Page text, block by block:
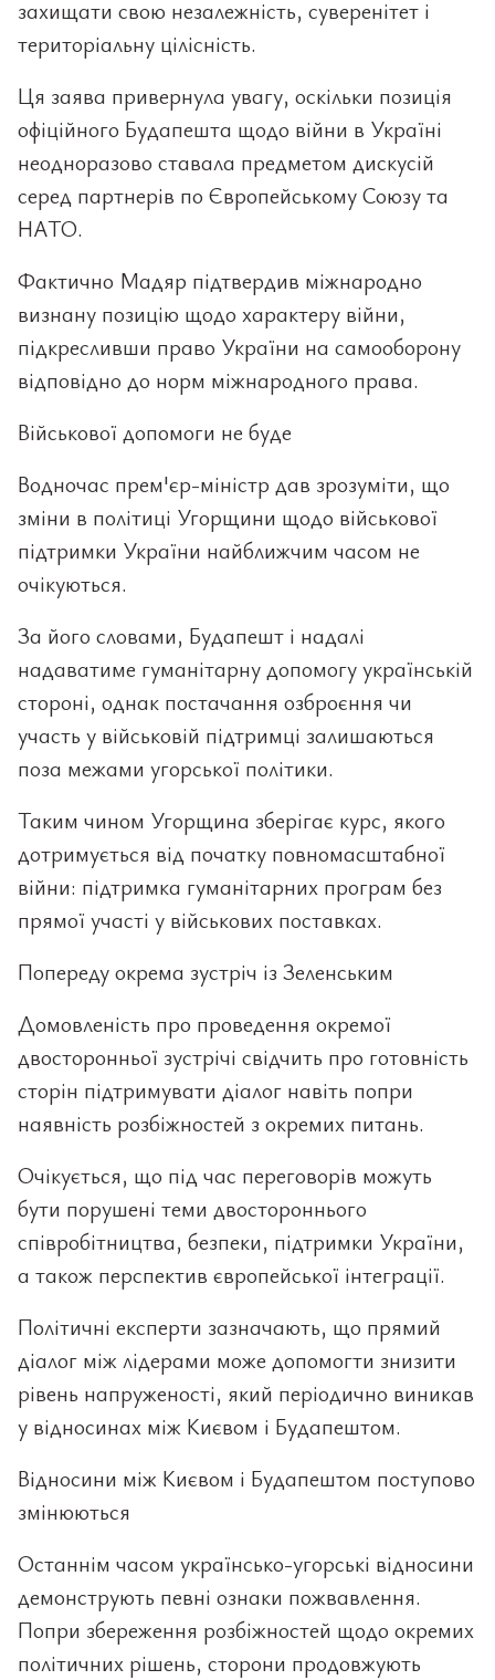
захищати свою незалежність, суверенітет і
територіальну цілісність.
Ця заява привернула увагу, оскільки позиція
офіційного Будапешта щодо війни в Україні
неодноразово ставала предметом дискусій
серед партнерів по Європейському Союзу та
НАТО.
Фактично Мадяр підтвердив міжнародно
визнану позицію щодо характеру війни,
підкресливши право України на самооборону
відповідно до норм міжнародного права.
Військової допомоги не буде
Водночас прем'єр-міністр дав зрозуміти, що
зміни в політиці Угорщини щодо військової
підтримки України найближчим часом не
очікуються.
За його словами, Будапешт і надалі
надаватиме гуманітарну допомогу українській
стороні, однак постачання озброєння чи
участь у військовій підтримці залишаються
поза межами угорської політики.
Таким чином Угорщина зберігає курс, якого
дотримується від початку повномасштабної
війни: підтримка гуманітарних програм без
прямої участі у військових поставках.
Попереду окрема зустріч із Зеленським
Домовленість про проведення окремої
двосторонньої зустрічі свідчить про готовність
сторін підтримувати діалог навіть попри
наявність розбіжностей з окремих питань.
Очікується, що під час переговорів можуть
бути порушені теми двостороннього
співробітництва, безпеки, підтримки України,
а також перспектив європейської інтеграції.
Політичні експерти зазначають, що прямий
діалог між лідерами може допомогти знизити
рівень напруженості, який періодично виникав
у відносинах між Києвом і Будапештом.
Відносини між Києвом і Будапештом поступово
змінюються
Останнім часом українсько-угорські відносини
демонструють певні ознаки пожвавлення.
Попри збереження розбіжностей щодо окремих
політичних рішень, сторони продовжують